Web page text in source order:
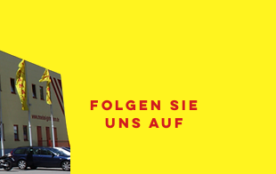
folgen sie
uns auf